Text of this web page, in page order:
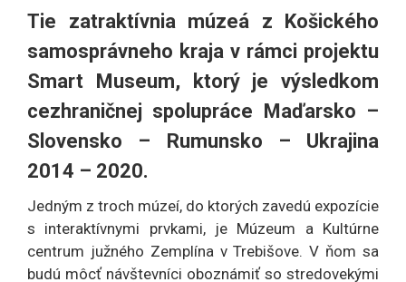
Tie zatraktívnia múzeá z Košického
samosprávneho kraja v rámci projektu
Smart Museum, ktorý je výsledkom
cezhraničnej spolupráce Maďarsko –
Slovensko – Rumunsko – Ukrajina
2014 – 2020.
Jedným z troch múzeí, do ktorých zavedú expozície
s interaktívnymi prvkami, je Múzeum a Kultúrne
centrum južného Zemplína v Trebišove. V ňom sa
budú môcť návštevníci oboznámiť so stredovekými